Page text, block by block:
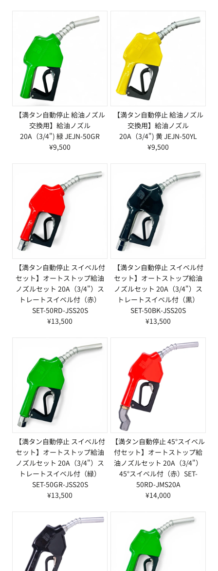
【満タン自動停止 給油ノズル
交換用】給油ノズル
20A（3/4") 緑 JEJN-50GR
¥9,500
【満タン自動停止 給油ノズル
交換用】給油ノズル
20A（3/4") 黄 JEJN-50YL
¥9,500
【満タン自動停止 スイベル付
セット】オートストップ給油
ノズルセット 20A（3/4"）ス
トレートスイベル付（赤）
SET-50RD-JSS20S
¥13,500
【満タン自動停止 スイベル付
セット】オートストップ給油
ノズルセット 20A（3/4"）ス
トレートスイベル付（黒）
SET-50BK-JSS20S
¥13,500
【満タン自動停止 スイベル付
セット】オートストップ給油
ノズルセット 20A（3/4"）ス
トレートスイベル付（緑）
SET-50GR-JSS20S
¥13,500
【満タン自動停止 45°スイベル
付セット】オートストップ給
油ノズルセット 20A（3/4"）
45°スイベル付（赤）SET-
50RD-JMS20A
¥14,000